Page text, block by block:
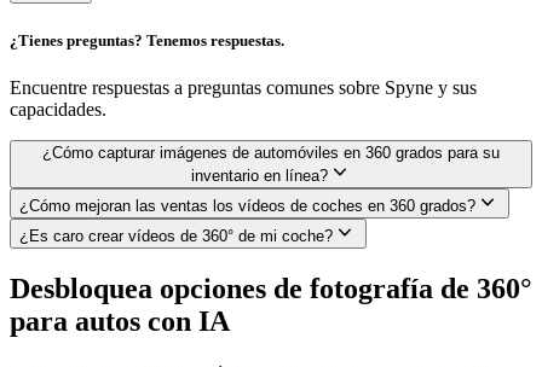
¿Tienes preguntas? Tenemos respuestas.
Encuentre respuestas a preguntas comunes sobre Spyne y sus
capacidades.
¿Cómo capturar imágenes de automóviles en 360 grados para su
inventario en línea?
¿Cómo mejoran las ventas los vídeos de coches en 360 grados?
¿Es caro crear vídeos de 360° de mi coche?
Desbloquea opciones de fotografía de 360°
para autos con IA